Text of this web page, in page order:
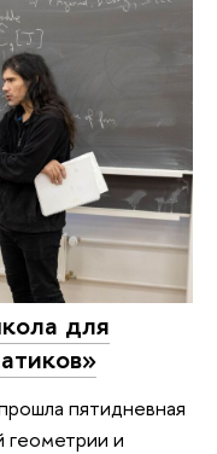
для
пятидневная
геометрии и